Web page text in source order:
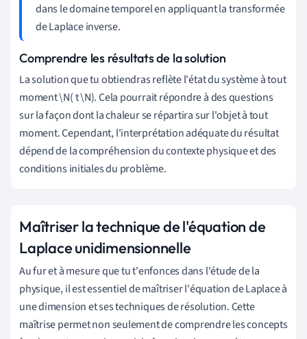
dans le domaine temporel en appliquant la transformée
de Laplace inverse.
Comprendre les résultats de la solution
La solution que tu obtiendras reflète l'état du système à tout
moment \N( t \N). Cela pourrait répondre à des questions
sur la façon dont la chaleur se répartira sur l'objet à tout
moment. Cependant, l'interprétation adéquate du résultat
dépend de la compréhension du contexte physique et des
conditions initiales du problème.
Maîtriser la technique de l'équation de
Laplace unidimensionnelle
Au fur et à mesure que tu t'enfonces dans l'étude de la
physique, il est essentiel de maîtriser l'équation de Laplace à
une dimension et ses techniques de résolution. Cette
maîtrise permet non seulement de comprendre les concepts